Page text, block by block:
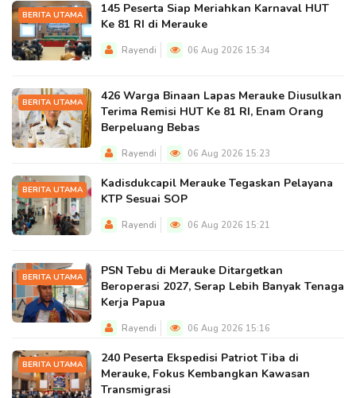
BERITA UTAMA
145 Peserta Siap Meriahkan Karnaval HUT
Ke 81 RI di Merauke
Rayendi 06 Aug 2026 15:34
BERITA UTAMA
426 Warga Binaan Lapas Merauke Diusulkan
Terima Remisi HUT Ke 81 RI, Enam Orang
Berpeluang Bebas
Rayendi 06 Aug 2026 15:23
BERITA UTAMA
Kadisdukcapil Merauke Tegaskan Pelayana
KTP Sesuai SOP
Rayendi 06 Aug 2026 15:21
BERITA UTAMA
PSN Tebu di Merauke Ditargetkan
Beroperasi 2027, Serap Lebih Banyak Tenaga
Kerja Papua
Rayendi 06 Aug 2026 15:16
BERITA UTAMA
240 Peserta Ekspedisi Patriot Tiba di
Merauke, Fokus Kembangkan Kawasan
Transmigrasi